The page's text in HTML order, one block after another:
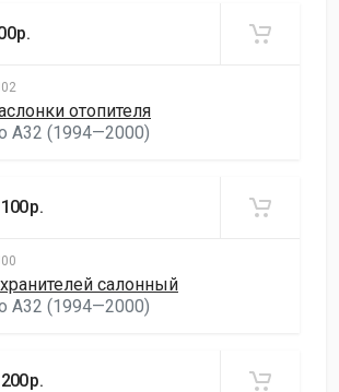
отопителя
A32 (1994—2000)
р.
салонный
A32 (1994—2000)
р.
р.